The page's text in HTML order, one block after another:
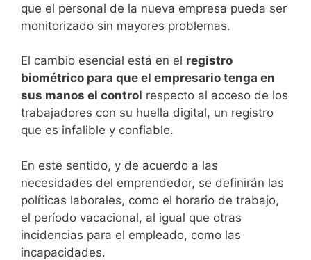
que el personal de la nueva empresa pueda ser
monitorizado sin mayores problemas.
El cambio esencial está en el registro
biométrico para que el empresario tenga en
sus manos el control respecto al acceso de los
trabajadores con su huella digital, un registro
que es infalible y confiable.
En este sentido, y de acuerdo a las
necesidades del emprendedor, se definirán las
políticas laborales, como el horario de trabajo,
el período vacacional, al igual que otras
incidencias para el empleado, como las
incapacidades.